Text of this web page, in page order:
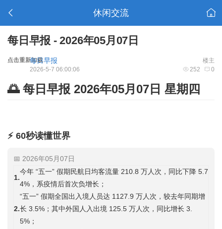
休闲交流
每日早报 - 2026年05月07日
点击重新加载 楼主
每日早报
252 0
2026-5-7 06:00:06
🌅 每日早报 2026年05月07日 星期四
⚡ 60秒读懂世界
📅 2026年05月07日
1.
今年 “五一” 假期民航日均客流量 210.8 万人次，同比下降 5.7
4%，系疫情后首次负增长；
2.
“五一” 假期全国出入境人员达 1127.9 万人次，较去年同期增
长 3.5%；其中外国人入出境 125.5 万人次，同比增长 3.
5%；